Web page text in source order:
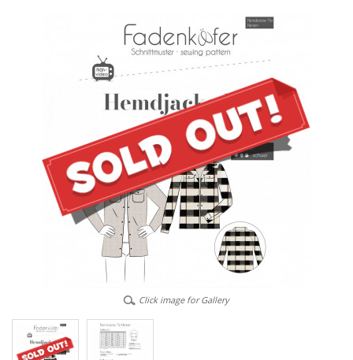
Click image for Gallery